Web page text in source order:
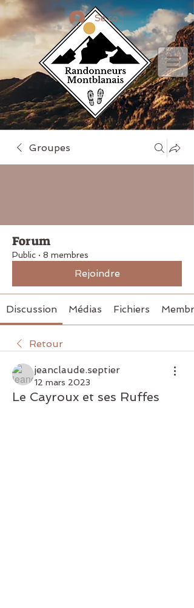
Se connecter
Groupes
Forum
Public · 8 membres
Rejoindre
Discussion Médias Fichiers
Retour
jeanclaude.septier
12 mars 2023
Le Cayroux et ses Ruffes